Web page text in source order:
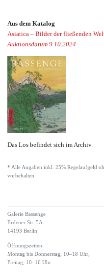
Aus dem Katalog
Asiatica – Bilder der fließenden
Auktionsdatum 9.10.2024
Das Los befindet sich im Archiv.
* Alle Angaben inkl. 25% Regelaufgeld
vorbehalten.
Galerie Bassenge
Erdener Str. 5A
14193 Berlin
Öffnungszeiten:
Montag bis Donnerstag, 10–18 Uhr,
Freitag, 10–16 Uhr